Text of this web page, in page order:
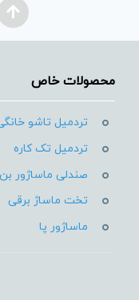
محصولات خاص
تردمیل تاشو
تردمیل تک کاره
صندلی ماساژور
تخت ماساژ برقی
ماساژور پا